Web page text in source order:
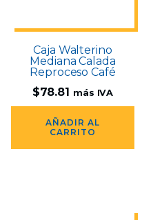
Caja Walterino
Mediana Calada
Reproceso Café
$78.81 más IVA
AÑADIR AL
CARRITO